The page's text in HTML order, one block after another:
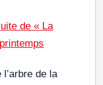
de « La
de la